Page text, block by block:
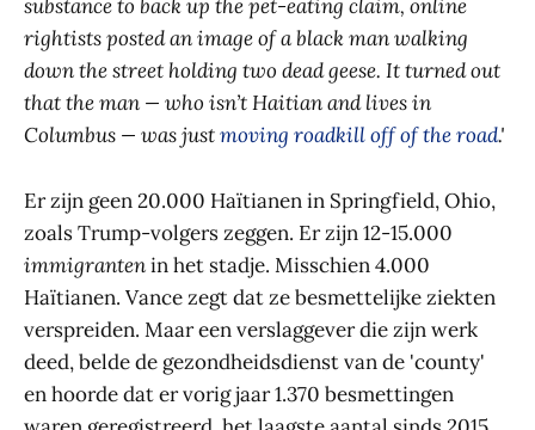
substance to back up the pet-eating claim, online
rightists posted an image of a black man walking
down the street holding two dead geese. It turned out
that the man — who isn’t Haitian and lives in
Columbus — was justmoving roadkill off of the road.'
Er zijn geen 20.000 Haïtianen in Springfield, Ohio,
zoals Trump-volgers zeggen. Er zijn 12-15.000
immigrantenin het stadje. Misschien 4.000
Haïtianen. Vance zegt dat ze besmettelijke ziekten
verspreiden. Maar een verslaggever die zijn werk
deed, belde de gezondheidsdienst van de 'county'
en hoorde dat er vorig jaar 1.370 besmettingen